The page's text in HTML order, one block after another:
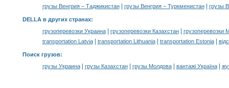
грузы Венгрия – Таджикистан| грузы Венгрия – Туркменистан| грузы
DELLA в других странах:
грузоперевозки Украина| грузоперевозки Казахстан|
грузоперевозки
transportation Latvia| transportation Lithuania| transportation Estonia|
Поиск грузов:
грузы Украина| грузы Казахстан| грузы Молдова| вантажі Україна|